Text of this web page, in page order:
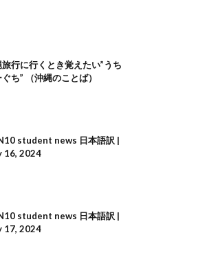
行に行くとき覚えたい”うち
ち” （沖縄のことば）
student news 日本語訳 |
16, 2024
student news 日本語訳 |
17, 2024